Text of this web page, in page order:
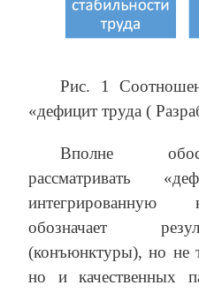
Рис. 1
«дефицит труда (
Вполне
рассматривать
интегрированную
обозначает
(конъюнктуры), но не
но и качественных